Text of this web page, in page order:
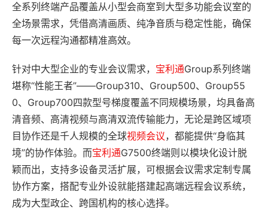
全系列终端产品覆盖从小型会商室到大型多功能会议室的
全场景需求，凭借高清画质、纯净音质与稳定性能，确保
每一次远程沟通都精准高效。
针对中大型企业的专业会议需求， 宝利通Group系列终端
堪称“性能王者”——Group310、Group500、Group55
0、Group700四款型号梯度覆盖不同规模场景，均具备高
清音频、高清视频与高清双流传输能力，无论是跨区域项
目协作还是千人规模的全球视频会议，都能提供“身临其
境”的协作体验。而宝利通G7500终端则以模块化设计脱
颖而出，支持多设备灵活扩展，可根据会议需求定制专属
协作方案，搭配专业外设就能搭建起高端远程会议系统，
成为大型政企、跨国机构的核心选择。